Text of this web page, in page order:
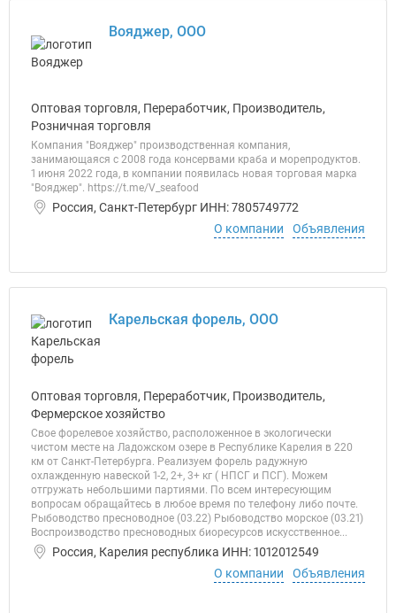
Вояджер, ООО
Оптовая торговля, Переработчик, Производитель,
Розничная торговля
Компания "Вояджер" производственная компания,
занимающаяся с 2008 года консервами краба и морепродуктов.
1 июня 2022 года, в компании появилась новая торговая марка
"Вояджер". https://t.me/V_seafood
Россия, Санкт-Петербург ИНН: 7805749772
О компании
Объявления
Карельская форель, ООО
Оптовая торговля, Переработчик, Производитель,
Фермерское хозяйство
Свое форелевое хозяйство, расположенное в экологически
чистом месте на Ладожском озере в Республике Карелия в 220
км от Санкт-Петербурга. Реализуем форель радужную
охлажденную навеской 1-2, 2+, 3+ кг ( НПСГ и ПСГ). Можем
отгружать небольшими партиями. По всем интересующим
вопросам обращайтесь в любое время по телефону либо почте.
Рыбоводство пресноводное (03.22) Рыбоводство морское (03.21)
Воспроизводство пресноводных биоресурсов искусственное...
Россия, Карелия республика ИНН: 1012012549
О компании
Объявления